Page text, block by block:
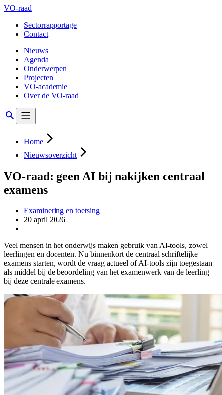
VO-raad
Sectorrapportage
Contact
Nieuws
Agenda
Onderwerpen
Projecten
VO-academie
Over de VO-raad
Home
Nieuwsoverzicht
VO-raad: geen AI bij nakijken centraal
examens
Examinering en toetsing
20 april 2026
Veel mensen in het onderwijs maken gebruik van AI-tools, zowel
leerlingen en docenten. Nu binnenkort de centraal schriftelijke
examens starten, wordt de vraag actueel of AI-tools zijn toegestaan
als middel bij de beoordeling van het examenwerk van de leerling
bij deze centrale examens.